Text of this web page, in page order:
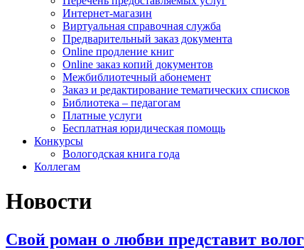
Интернет-магазин
Виртуальная справочная служба
Предварительный заказ документа
Online продление книг
Online заказ копий документов
Межбиблиотечный абонемент
Заказ и редактирование тематических списков
Библиотека – педагогам
Платные услуги
Бесплатная юридическая помощь
Конкурсы
Вологодская книга года
Коллегам
Новости
Свой роман о любви представит